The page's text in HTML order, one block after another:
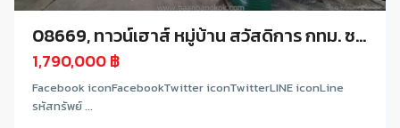
08669, ทาวน์เฮาส์ หมู่บ้าน สวัสดิการ กทม. ซ...
1,790,000 ฿
Facebook iconFacebookTwitter iconTwitterLINE iconLine
รหัสทรัพย์ ...